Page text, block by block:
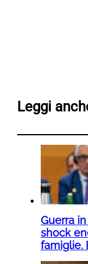
Leggi
Guerra in
shock
famiglie.